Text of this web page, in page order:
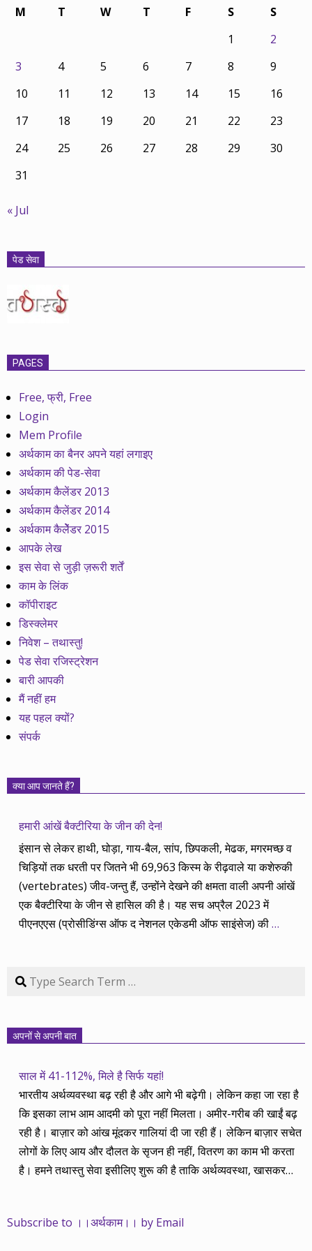
M T W T F S
S
1
2
3
4 5 6 7 8
9
10
11 12 13 14 15
16
17
18 19 20 21 22
23
24
25 26 27 28 29
30
31
« Jul
पेड सेवा
PAGES
Free, फ्री, Free
Login
Mem Profile
अर्थकाम का बैनर अपने यहां लगाइए
अर्थकाम की पेड-सेवा
अर्थकाम कैलेंडर 2013
अर्थकाम कैलेंडर 2014
अर्थकाम कैलेेंडर 2015
आपके लेख
इस सेवा से जुड़ी ज़रूरी शर्तें
काम के लिंक
कॉपीराइट
डिस्क्लेमर
निवेश – तथास्तु!
पेड सेवा रजिस्ट्रेशन
बारी आपकी
मैं नहीं हम
यह पहल क्यों?
संपर्क
क्या आप जानते हैं?
हमारी आंखें बैक्टीरिया के जीन की देन!
इंसान से लेकर हाथी, घोड़ा, गाय-बैल, सांप, छिपकली, मेढक, मगरमच्छ व
चिड़ियों तक धरती पर जितने भी 69,963 किस्म के रीढ़वाले या कशेरुकी
(vertebrates) जीव-जन्तु हैं, उन्होंने देखने की क्षमता वाली अपनी आंखें
एक बैक्टीरिया के जीन से हासिल की है। यह सच अप्रैल 2023 में
पीएनएएस (प्रोसीडिंग्स ऑफ द नेशनल एकेडमी ऑफ साइंसेज) की…
Search
अपनों से अपनी बात
साल में 41-112%, मिले है सिर्फ यहां!
भारतीय अर्थव्यवस्था बढ़ रही है और आगे भी बढ़ेगी। लेकिन कहा जा रहा है
कि इसका लाभ आम आदमी को पूरा नहीं मिलता। अमीर-गरीब की खाईं बढ़
रही है। बाज़ार को आंख मूंदकर गालियां दी जा रही हैं। लेकिन बाज़ार सचेत
लोगों के लिए आय और दौलत के सृजन ही नहीं, वितरण का काम भी करता
है। हमने तथास्तु सेवा इसीलिए शुरू की है ताकि अर्थव्यवस्था, खासकर
महंगाई की दर 10 प्रतिशत से ऊपर रहती है। वे भागकर जाते हैं सोने और
Subscribe to ।।अर्थकाम।। by Email